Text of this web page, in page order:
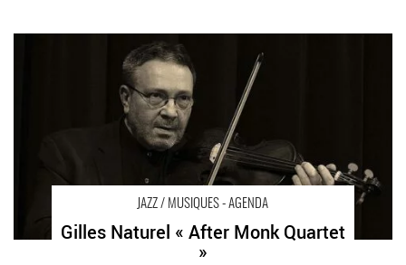
JAZZ / MUSIQUES - AGENDA
Gilles Naturel « After Monk Quartet
»
Gilles Naturel « After Monk Quartet » - Critique sortie Jazz /
Musiques Paris Le Son de la Terre